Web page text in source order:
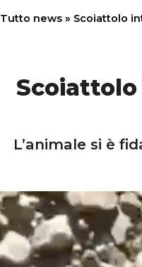
Tutto news » Scoiattolo
L’animale si è